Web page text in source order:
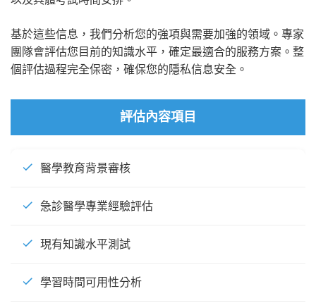
基於這些信息，我們分析您的強項與需要加強的領域。專家
團隊會評估您目前的知識水平，確定最適合的服務方案。整
個評估過程完全保密，確保您的隱私信息安全。
評估內容項目
醫學教育背景審核
急診醫學專業經驗評估
現有知識水平測試
學習時間可用性分析